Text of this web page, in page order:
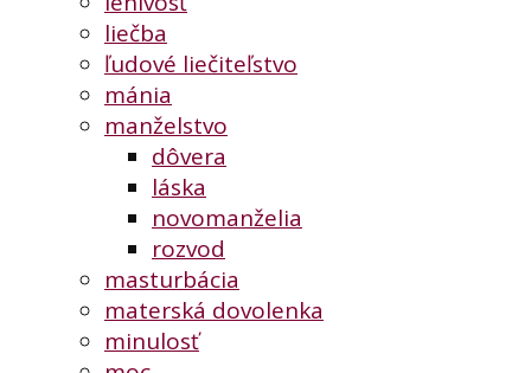
liečba
ľudové liečiteľstvo
mánia
manželstvo
dôvera
láska
novomanželia
rozvod
masturbácia
materská dovolenka
minulosť